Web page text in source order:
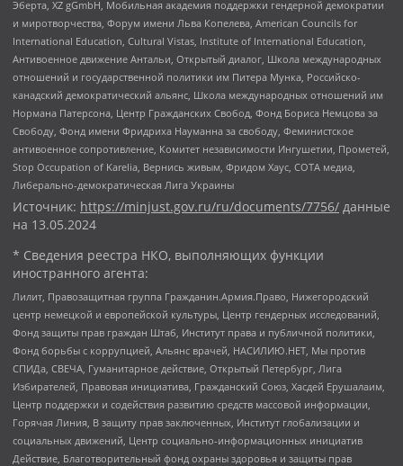
Эберта, XZ gGmbH, Мобильная академия поддержки гендерной демократии
и миротворчества, Форум имени Льва Копелева, American Councils for
International Education, Cultural Vistas, Institute of International Education,
Антивоенное движение Антальи, Открытый диалог, Школа международных
отношений и государственной политики им Питера Мунка, Российско-
канадский демократический альянс, Школа международных отношений им
Нормана Патерсона, Центр Гражданских Свобод, Фонд Бориса Немцова за
Свободу, Фонд имени Фридриха Науманна за свободу, Феминистское
антивоенное сопротивление, Комитет независимости Ингушетии, Прометей,
Stop Occupation of Karelia, Вернись живым, Фридом Хаус, СОТА медиа,
Либерально-демократическая Лига Украины
Источник: https://minjust.gov.ru/ru/documents/7756/ данные
на 13.05.2024
* Сведения реестра НКО, выполняющих функции
иностранного агента:
Лилит, Правозащитная группа Гражданин.Армия.Право, Нижегородский
центр немецкой и европейской культуры, Центр гендерных исследований,
Фонд защиты прав граждан Штаб, Институт права и публичной политики,
Фонд борьбы с коррупцией, Альянс врачей, НАСИЛИЮ.НЕТ, Мы против
СПИДа, СВЕЧА, Гуманитарное действие, Открытый Петербург, Лига
Избирателей, Правовая инициатива, Гражданский Союз, Хасдей Ерушалаим,
Центр поддержки и содействия развитию средств массовой информации,
Горячая Линия, В защиту прав заключенных, Институт глобализации и
социальных движений, Центр социально-информационных инициатив
Действие, Благотворительный фонд охраны здоровья и защиты прав